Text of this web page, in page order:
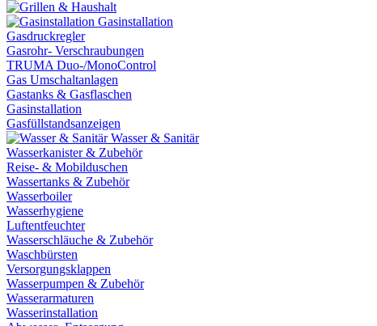
Gasinstallation
Gasdruckregler
Gasrohr- Verschraubungen
TRUMA Duo-/MonoControl
Gas Umschaltanlagen
Gastanks & Gasflaschen
Gasinstallation
Gasfüllstandsanzeigen
Wasser & Sanitär
Wasserkanister & Zubehör
Reise- & Mobilduschen
Wassertanks & Zubehör
Wasserboiler
Wasserhygiene
Luftentfeuchter
Wasserschläuche & Zubehör
Waschbürsten
Versorgungsklappen
Wasserpumpen & Zubehör
Wasserarmaturen
Wasserinstallation